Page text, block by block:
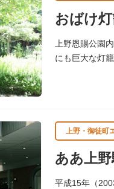
おばけ
上野恩賜公園
にも巨大な灯
上野・御徒町
ああ上
平成15年（